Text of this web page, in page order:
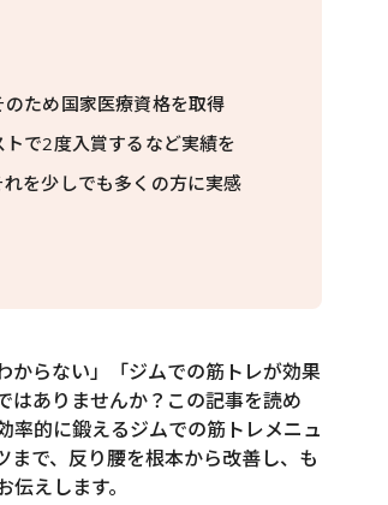
ため国家医療資格を取得
で2度入賞するなど実績を
を少しでも多くの方に実感
からない」「ジムでの筋トレが効果
はありませんか？この記事を読め
率的に鍛えるジムでの筋トレメニュ
で、反り腰を根本から改善し、も
えします。